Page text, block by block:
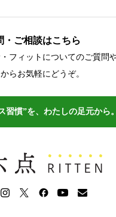
・ご相談はこちら
フィットについてのご質問
らお気軽にどうぞ。
習慣”を、わたしの足元から。